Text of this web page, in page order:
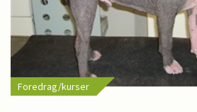
Foredrag/kurser